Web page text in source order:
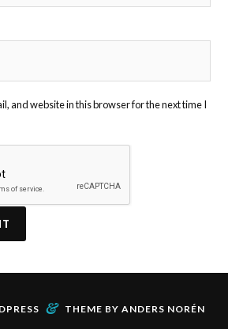
and website in this browser for the next time I
& THEME BY ANDERS NORÉN